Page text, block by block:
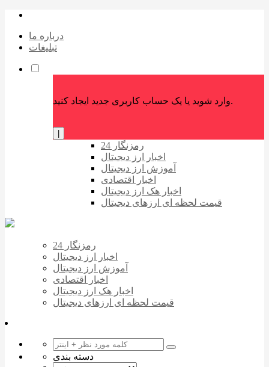
درباره ما
تبلیغات
وارد شوید یا یک حساب کاربری جدید ایجاد کنید.
رمزنگار 24
اخبار ارز دیجیتال
آموزش ارز دیجیتال
اخبار اقتصادی
اخبار هک ارز دیجیتال
قیمت لحظه ای ارزهای دیجیتال
رمزنگار 24
اخبار ارز دیجیتال
آموزش ارز دیجیتال
اخبار اقتصادی
اخبار هک ارز دیجیتال
قیمت لحظه ای ارزهای دیجیتال
دسته بندی